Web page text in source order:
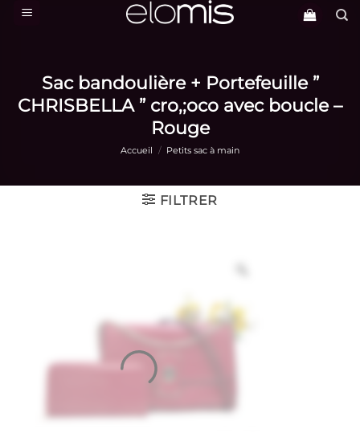
Passer
Sac bandoulière + Portefeuille ”
CHRISBELLA ” cro,;oco avec boucle –
Rouge
Accueil / Petits sac à main
FILTRER